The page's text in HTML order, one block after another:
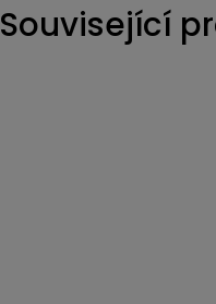
Související